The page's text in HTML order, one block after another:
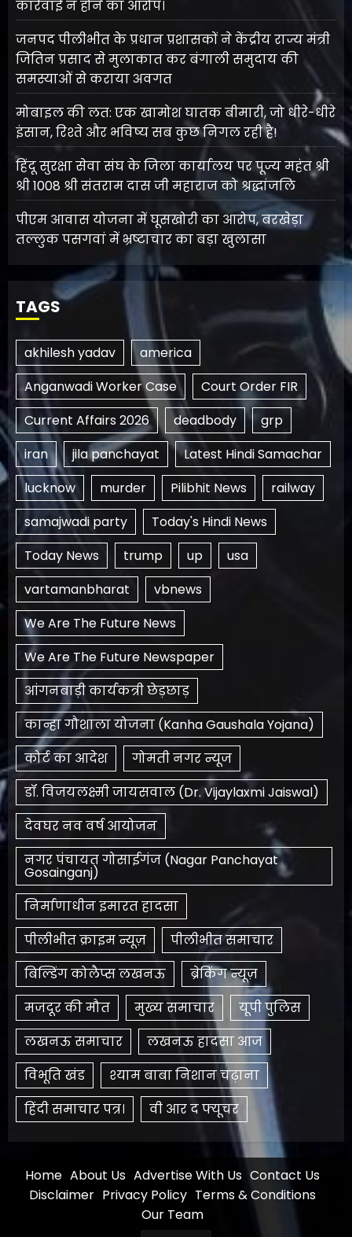
कार्रवाई न होने का आरोप।
जनपद पीलीभीत के प्रधान प्रशासकों ने केंद्रीय राज्य मंत्री
जितिन प्रसाद से मुलाकात कर बंगाली समुदाय की
समस्याओं से कराया अवगत
मोबाइल की लत: एक खामोश घातक बीमारी, जो धीरे-धीरे
इंसान, रिश्ते और भविष्य सब कुछ निगल रही है!
हिंदू सुरक्षा सेवा संघ के जिला कार्यालय पर पूज्य महंत श्री
श्री 1008 श्री संतराम दास जी महाराज को श्रद्धांजलि
पीएम आवास योजना में घूसखोरी का आरोप, बरखेड़ा
तल्लुक पसगवां में भ्रष्टाचार का बड़ा खुलासा
TAGS
akhilesh yadav
america
Anganwadi Worker Case
Court Order FIR
Current Affairs 2026
deadbody
grp
iran
jila panchayat
Latest Hindi Samachar
lucknow
murder Pilibhit News
railway
samajwadi party
Today's Hindi News
Today News
trump up
usa
vartamanbharat
vbnews
We Are The Future News
We Are The Future Newspaper
आंगनबाड़ी कार्यकत्री छेड़छाड़
कान्हा गौशाला योजना (Kanha Gaushala Yojana)
कोर्ट का आदेश
गोमती नगर न्यूज
डॉ. विजयलक्ष्मी जायसवाल (Dr. Vijaylaxmi Jaiswal)
देवघर नव वर्ष आयोजन
नगर पंचायत गोसाईगंज (Nagar Panchayat
Gosainganj)
निर्माणाधीन इमारत हादसा
पीलीभीत क्राइम न्यूज़
पीलीभीत समाचार
बिल्डिंग कोलैप्स लखनऊ
ब्रेकिंग न्यूज़
मजदूर की मौत
मुख्य समाचार
यूपी पुलिस
लखनऊ समाचार
लखनऊ हादसा आज
विभूति खंड
श्याम बाबा निशान चढ़ाना
हिंदी समाचार पत्र।
​वी आर द फ्यूचर
Home About Us Advertise With Us Contact Us
Disclaimer Privacy Policy Terms & Conditions
Our Team